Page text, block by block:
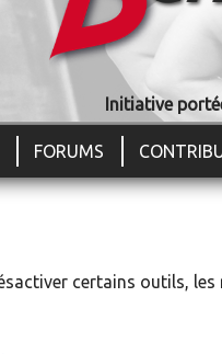
Initiative
FORUMS
certains outils,